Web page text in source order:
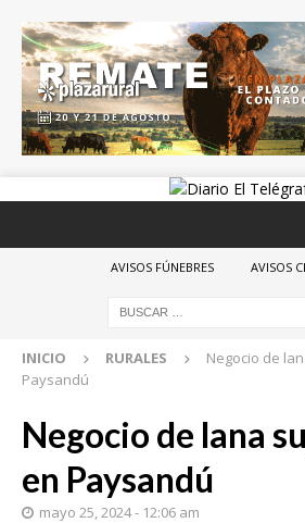
AVISOS FÚNEBRES AVISOS
INICIO RURALES
Negocio de
Paysandú
Negocio de lana
en Paysandú
mayo 25, 2024 - 12:06 am